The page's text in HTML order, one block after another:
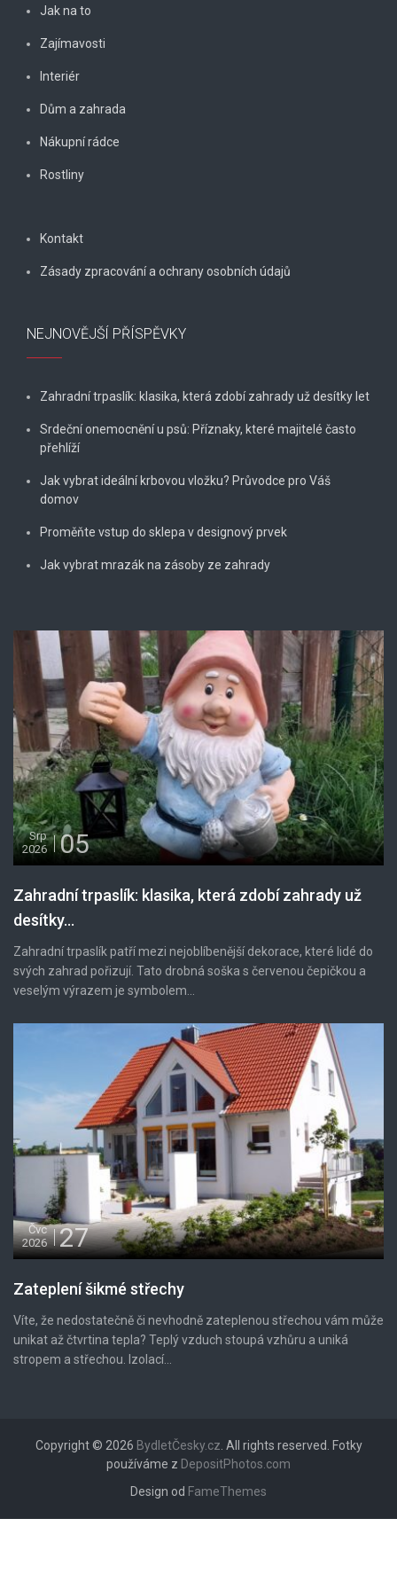
Jak na to
Zajímavosti
Interiér
Dům a zahrada
Nákupní rádce
Rostliny
Kontakt
Zásady zpracování a ochrany osobních údajů
NEJNOVĚJŠÍ PŘÍSPĚVKY
Zahradní trpaslík: klasika, která zdobí zahrady už desítky let
Srdeční onemocnění u psů: Příznaky, které majitelé často
přehlíží
Jak vybrat ideální krbovou vložku? Průvodce pro Váš
domov
Proměňte vstup do sklepa v designový prvek
Jak vybrat mrazák na zásoby ze zahrady
Srp
2026
05
Zahradní trpaslík: klasika, která zdobí zahrady už
desítky...
Zahradní trpaslík patří mezi nejoblíbenější dekorace, které lidé do
svých zahrad pořizují. Tato drobná soška s červenou čepičkou a
veselým výrazem je symbolem...
Čvc
2026
27
Zateplení šikmé střechy
Víte, že nedostatečně či nevhodně zateplenou střechou vám může
unikat až čtvrtina tepla? Teplý vzduch stoupá vzhůru a uniká
stropem a střechou. Izolací...
Copyright © 2026 BydletČesky.cz . All rights reserved. Fotky
používáme z DepositPhotos.com
Design od FameThemes